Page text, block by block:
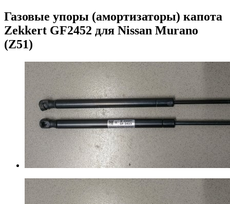
Газовые упоры (амортизаторы) капота
Zekkert GF2452 для Nissan Murano
(Z51)